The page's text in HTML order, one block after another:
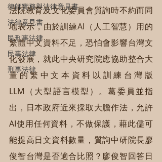
律師實務與法律意見書
法律意見書
民刑事法律
民事法律
刑事法律
法院教育及文化委員會質詢時不約而同
地表示，由於訓練AI（人工智慧）用的
繁體中文資料不足，恐怕會影響台灣文
化發展，就此中央研究院應協助整合大
量的繁中文本資料以訓練台灣版
LLM（大型語言模型）。葛委員並指
出，日本政府近來採取大膽作法，允許
AI使用任何資料，不做保護，藉此儘可
能提高日文資料數量，質詢中研院長廖
俊智台灣是否適合比照？廖俊智回答日